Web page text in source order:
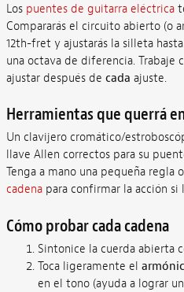
Los puentes de guitarra eléctrica
Compararás el circuito abierto (o
12th-fret y ajustarás la silleta
una octava de diferencia. Trabaje
ajustar después de cada ajuste.
Herramientas que querrá
Un clavijero cromático/
llave Allen correctos para su
Tenga a mano una pequeña regla
cadenapara confirmar la acción si
Cómo probar cada cadena
Sintonice la cuerda abierta
Toca ligeramente el
en el tono (ayuda a lograr